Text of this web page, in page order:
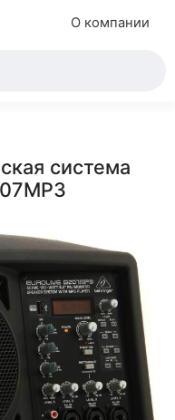
О компании
система